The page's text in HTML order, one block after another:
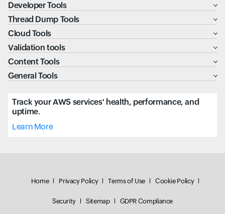
Developer Tools
Thread Dump Tools
Cloud Tools
Validation tools
Content Tools
General Tools
Track your AWS services' health, performance, and
uptime.
Learn More
Home Privacy Policy Terms of Use Cookie Policy
Security Sitemap GDPR Compliance